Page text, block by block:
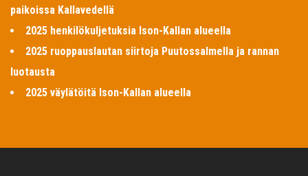
paikoissa Kallavedellä
2025 henkilökuljetuksia Ison-Kallan alueella
2025 ruoppauslautan siirtoja Puutossalmella ja rannan
luotausta
2025 väylätöitä Ison-Kallan alueella